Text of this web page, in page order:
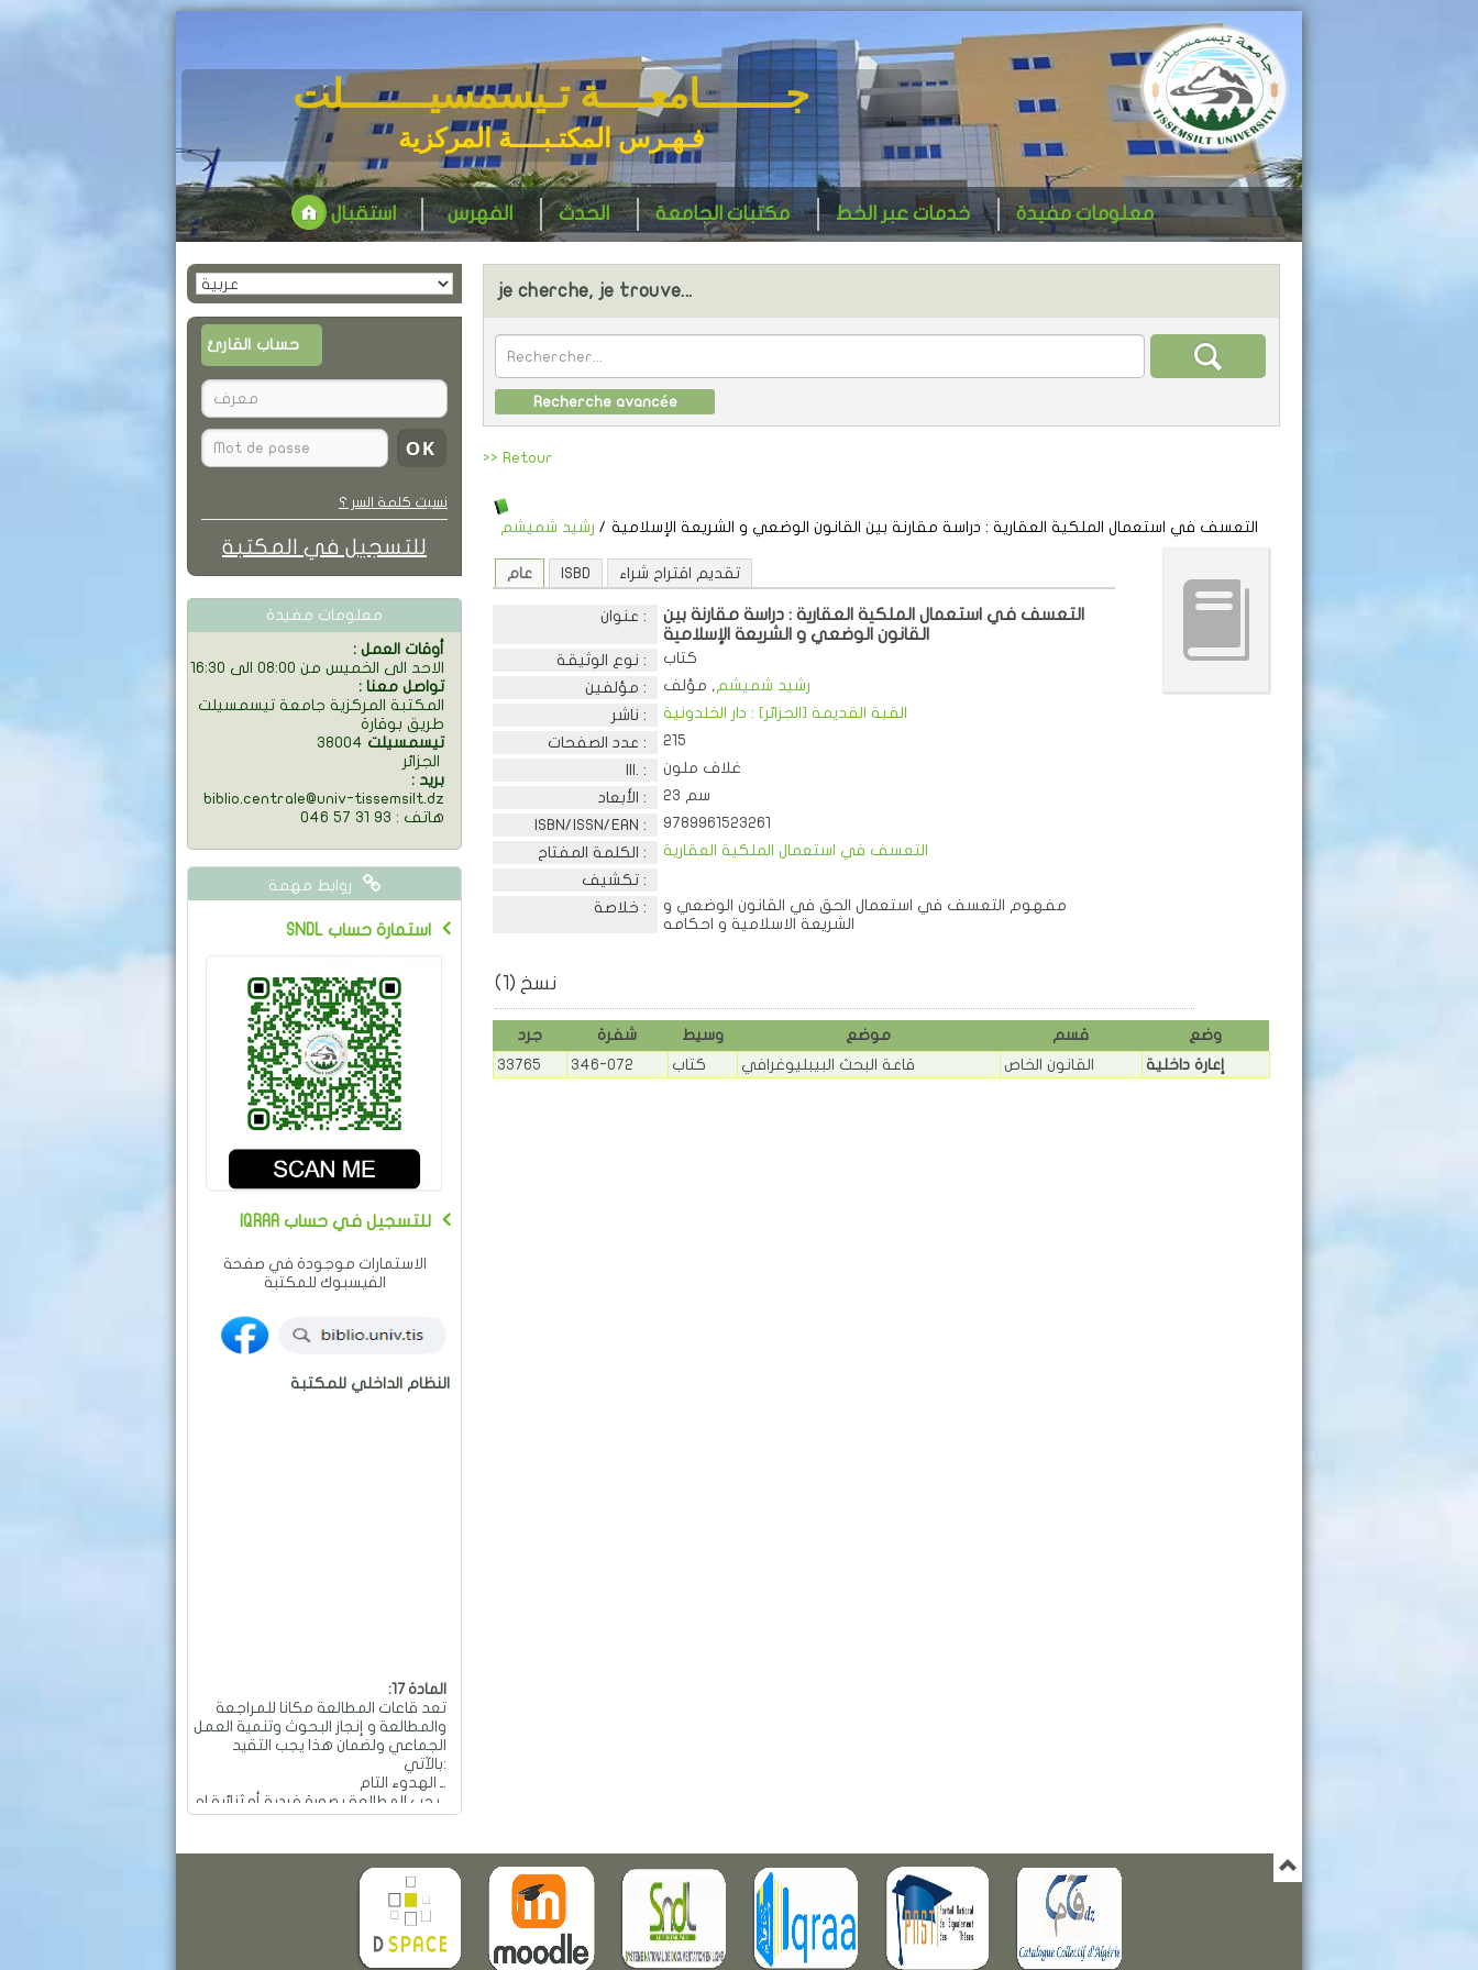
جـــــــامعــــة تـيسمسيـــــــلت
فـهـرس المكتـبــــة المركزية
الفهرس الحدث مكتبات الجامعة خدمات عبر الخط معلومات مفيدة استقبال
je cherche, je trouve...
Recherche avancée
>> Retour
التعسف في استعمال الملكية العقارية: دراسة مقارنة بين القانون الوضعي و الشريعة الإسلامية/ رشيد شميشم
عام ISBD تقديم اقتراح شراء
عنوان :
التعسف في استعمال الملكية العقارية : دراسة مقارنة بين
القانون الوضعي و الشريعة الإسلامية
نوع الوثيقة :
كتاب
مؤلفين :
رشيد شميشم, مؤلف
ناشر :
القبة القديمة [الجزائر] : دار الخلدونية
عدد الصفحات :
215
Ill. :
غلاف ملون
الأبعاد :
23 سم
ISBN/ISSN/EAN :
9789961523261
الكلمة المفتاح :
التعسف في استعمال الملكية العقارية
تكشيف :
خلاصة :
مفهوم التعسف في استعمال الحق في القانون الوضعي و
الشريعة الاسلامية و احكامه
نسخ (1)
جرد شفرة وسيط موضع قسم
وضع
33765
346-072 كتاب قاعة البحث البيبليوغرافي القانون الخاص إعارة داخلية
حساب القارئ
نسيت كلمة السر ؟
للتسجيل في المكتبة
معلومات مفيدة
: أوقات العمل
الاحد الى الخميس من 08:00 الى 16:30
: تواصل معنا
المكتبة المركزية جامعة تيسمسيلت
طريق بوقارة
38004 تيسمسيلت
: بريد
biblio.centrale@univ-tissemsilt.dz
046 57 31 93 : هاتف
روابط مهمة
SNDL استمارة حساب
IQRAA للتسجيل في حساب
الاستمارات موجودة في صفحة
الفيسبوك للمكتبة
النظام الداخلي للمكتبة
تعد قاعات المطالعة مكانا للمراجعة
والمطالعة و إنجاز البحوث وتنمية العمل
الجماعي ولضمان هذا يجب التقيد
بالآتي:
ـ الهدوء التام.
ـ يجب المطالعة بصورة فردية أو ثنائية او
ـ ممنوع تجاوز عدد المقاعد المسموح
ـ ممنوع تحريك وتحويل الأثاث من
معدات وطاولات وكراسي من أماكنها